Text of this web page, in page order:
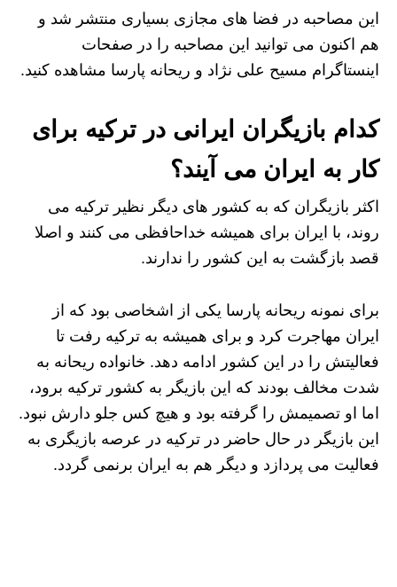
این مصاحبه در فضا های مجازی بسیاری منتشر شد و
هم اکنون می توانید این مصاحبه را در صفحات
اینستاگرام مسیح علی نژاد و ریحانه پارسا مشاهده کنید.
کدام بازیگران ایرانی در ترکیه برای
کار به ایران می آیند؟
اکثر بازیگران که به کشور های دیگر نظیر ترکیه می
روند، با ایران برای همیشه خداحافظی می کنند و اصلا
قصد بازگشت به این کشور را ندارند.
برای نمونه ریحانه پارسا یکی از اشخاصی بود که از
ایران مهاجرت کرد و برای همیشه به ترکیه رفت تا
فعالیتش را در این کشور ادامه دهد. خانواده ریحانه به
شدت مخالف بودند که این بازیگر به کشور ترکیه برود،
اما او تصمیمش را گرفته بود و هیچ کس جلو دارش نبود.
این بازیگر در حال حاضر در ترکیه در عرصه بازیگری به
فعالیت می پردازد و دیگر هم به ایران برنمی گردد.